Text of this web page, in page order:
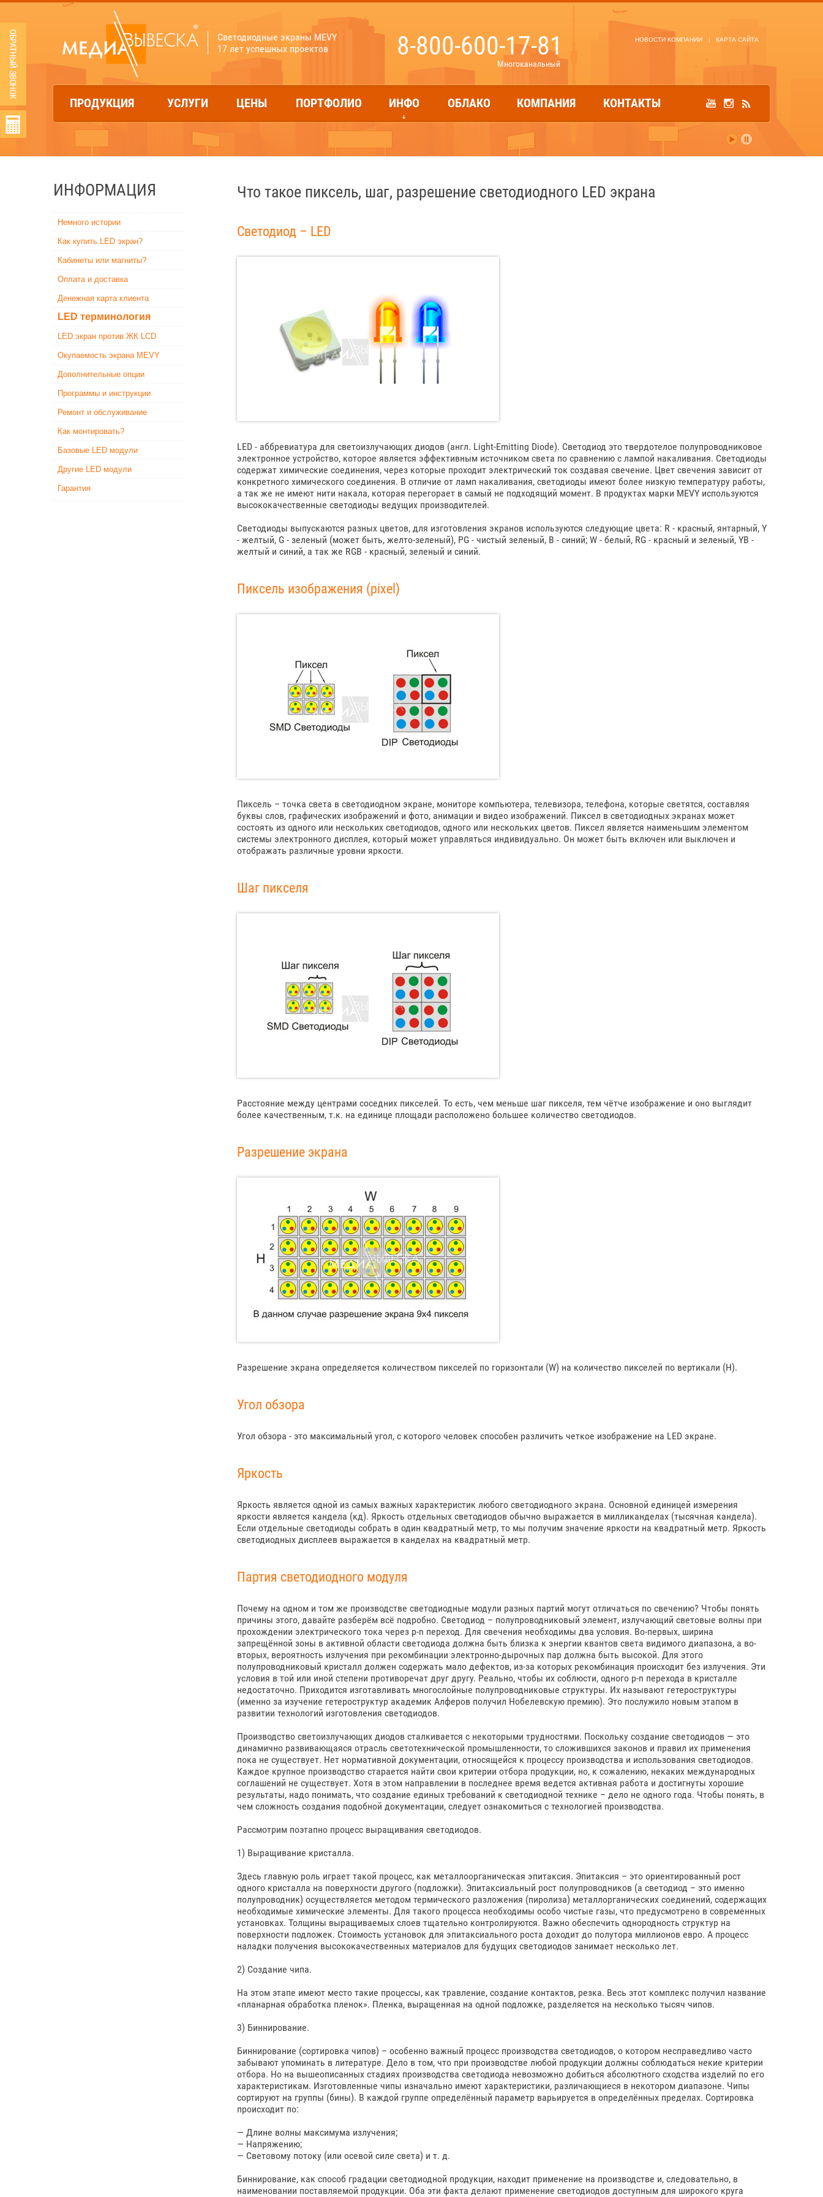
Светодиодные экраны MEVY
17 лет успешных проектов
Многоканальный
8-800-600-17-81 НОВОСТИ КОМПАНИИ | КАРТА САЙТА
ПРОДУКЦИЯ УСЛУГИ ЦЕНЫ ПОРТФОЛИО ИНФО ОБЛАКО КОМПАНИЯ КОНТАКТЫ
ИНФОРМАЦИЯ
Немного истории
Как купить LED экран?
Кабинеты или магниты?
Оплата и доставка
Денежная карта клиента
LED терминология
LED экран против ЖК LCD
Окупаемость экрана MEVY
Дополнительные опции
Программы и инструкции
Ремонт и обслуживание
Как монтировать?
Базовые LED модули
Другие LED модули
Гарантия
Что такое пиксель, шаг, разрешение светодиодного LED экрана
Светодиод – LED
LED - аббревиатура для светоизлучающих диодов (англ. Light-Emitting Diode). Светодиод это твердотелое полупроводниковое
электронное устройство, которое является эффективным источником света по сравнению с лампой накаливания. Светодиоды
содержат химические соединения, через которые проходит электрический ток создавая свечение. Цвет свечения зависит от
конкретного химического соединения. В отличие от ламп накаливания, светодиоды имеют более низкую температуру работы,
а так же не имеют нити накала, которая перегорает в самый не подходящий момент. В продуктах марки MEVY используются
высококачественные светодиоды ведущих производителей.
Светодиоды выпускаются разных цветов, для изготовления экранов используются следующие цвета: R - красный, янтарный, Y
- желтый, G - зеленый (может быть, желто-зеленый), PG - чистый зеленый, B - синий; W - белый, RG - красный и зеленый, YB -
желтый и синий, а так же RGB - красный, зеленый и синий.
Пиксель изображения (pixel)
Пиксель – точка света в светодиодном экране, мониторе компьютера, телевизора, телефона, которые светятся, составляя
буквы слов, графических изображений и фото, анимации и видео изображений. Пиксел в светодиодных экранах может
состоять из одного или нескольких светодиодов, одного или нескольких цветов. Пиксел является наименьшим элементом
системы электронного дисплея, который может управляться индивидуально. Он может быть включен или выключен и
отображать различные уровни яркости.
Шаг пикселя
Расстояние между центрами соседних пикселей. То есть, чем меньше шаг пикселя, тем чётче изображение и оно выглядит
более качественным, т.к. на единице площади расположено большее количество светодиодов.
Разрешение экрана
Разрешение экрана определяется количеством пикселей по горизонтали (W) на количество пикселей по вертикали (H).
Угол обзора
Угол обзора - это максимальный угол, с которого человек способен различить четкое изображение на LED экране.
Яркость
Яркость является одной из самых важных характеристик любого светодиодного экрана. Основной единицей измерения
яркости является кандела (кд). Яркость отдельных светодиодов обычно выражается в милликанделах (тысячная кандела).
Если отдельные светодиоды собрать в один квадратный метр, то мы получим значение яркости на квадратный метр. Яркость
светодиодных дисплеев выражается в канделах на квадратный метр.
Партия светодиодного модуля
Почему на одном и том же производстве светодиодные модули разных партий могут отличаться по свечению? Чтобы понять
причины этого, давайте разберём всё подробно. Светодиод – полупроводниковый элемент, излучающий световые волны при
прохождении электрического тока через p-n переход. Для свечения необходимы два условия. Во-первых, ширина
запрещённой зоны в активной области светодиода должна быть близка к энергии квантов света видимого диапазона, а во-
вторых, вероятность излучения при рекомбинации электронно-дырочных пар должна быть высокой. Для этого
полупроводниковый кристалл должен содержать мало дефектов, из-за которых рекомбинация происходит без излучения. Эти
условия в той или иной степени противоречат друг другу. Реально, чтобы их соблюсти, одного р-n перехода в кристалле
недостаточно. Приходится изготавливать многослойные полупроводниковые структуры. Их называют гетероструктуры
(именно за изучение гетероструктур академик Алферов получил Нобелевскую премию). Это послужило новым этапом в
развитии технологий изготовления светодиодов.
Производство светоизлучающих диодов сталкивается с некоторыми трудностями. Поскольку создание светодиодов — это
динамично развивающаяся отрасль светотехнической промышленности, то сложившихся законов и правил их применения
пока не существует. Нет нормативной документации, относящейся к процессу производства и использования светодиодов.
Каждое крупное производство старается найти свои критерии отбора продукции, но, к сожалению, некаких международных
соглашений не существует. Хотя в этом направлении в последнее время ведется активная работа и достигнуты хорошие
результаты, надо понимать, что создание единых требований к светодиодной технике – дело не одного года. Чтобы понять, в
чем сложность создания подобной документации, следует ознакомиться с технологией производства.
Рассмотрим поэтапно процесс выращивания светодиодов.
1) Выращивание кристалла.
Здесь главную роль играет такой процесс, как металлоорганическая эпитаксия. Эпитаксия – это ориентированный рост
одного кристалла на поверхности другого (подложки). Эпитаксиальный рост полупроводников (а светодиод – это именно
полупроводник) осуществляется методом термического разложения (пиролиза) металлорганических соединений, содержащих
необходимые химические элементы. Для такого процесса необходимы особо чистые газы, что предусмотрено в современных
установках. Толщины выращиваемых слоев тщательно контролируются. Важно обеспечить однородность структур на
поверхности подложек. Стоимость установок для эпитаксиального роста доходит до полутора миллионов евро. А процесс
наладки получения высококачественных материалов для будущих светодиодов занимает несколько лет.
2) Создание чипа.
На этом этапе имеют место такие процессы, как травление, создание контактов, резка. Весь этот комплекс получил название
«планарная обработка пленок». Пленка, выращенная на одной подложке, разделяется на несколько тысяч чипов.
3) Биннирование.
Биннирование (сортировка чипов) – особенно важный процесс производства светодиодов, о котором несправедливо часто
забывают упоминать в литературе. Дело в том, что при производстве любой продукции должны соблюдаться некие критерии
отбора. Но на вышеописанных стадиях производства светодиода невозможно добиться абсолютного сходства изделий по его
характеристикам. Изготовленные чипы изначально имеют характеристики, различающиеся в некотором диапазоне. Чипы
сортируют на группы (бины). В каждой группе определённый параметр варьируется в определённых пределах. Сортировка
происходит по:
— Длине волны максимума излучения;
— Напряжению;
— Световому потоку (или осевой силе света) и т. д.
Биннирование, как способ градации светодиодной продукции, находит применение на производстве и, следовательно, в
наименовании поставляемой продукции. Оба эти факта делают применение светодиодов доступным для широкого круга